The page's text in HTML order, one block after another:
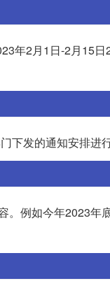
年2月1日-2月15
发的通知安排进
例如今年2023